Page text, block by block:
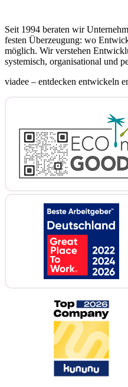
Seit 1994 beraten wir
festen Überzeugung: wo
möglich. Wir verstehen
systemisch, organisational und
viadee – entdecken entwickeln